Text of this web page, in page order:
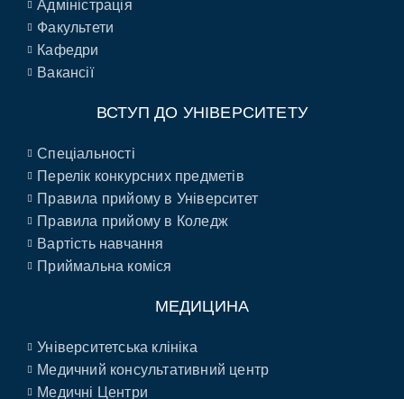
Адміністрація
Факультети
Кафедри
Вакансії
ВСТУП ДО УНІВЕРСИТЕТУ
Спеціальності
Перелік конкурсних предметів
Правила прийому в Університет
Правила прийому в Коледж
Вартість навчання
Приймальна коміся
МЕДИЦИНА
Університетська клініка
Медичний консультативний центр
Медичні Центри